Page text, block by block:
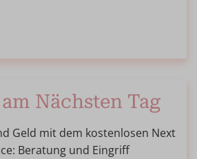
Nächsten Tag
Geld mit dem kostenlosen Next
Beratung und Eingriff